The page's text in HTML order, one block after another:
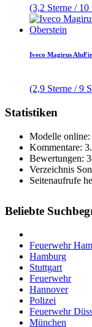
(3,2 Sterne / 10
Iveco Magirus
(2,9 Sterne / 9
Statistiken
Modelle online:
Kommentare:
Bewertungen:
Verzeichnis
Seitenaufrufe
Beliebte
Feuerwehr
Hamburg
Stuttgart
Feuerwehr
Hannover
Polizei
Feuerwehr
München